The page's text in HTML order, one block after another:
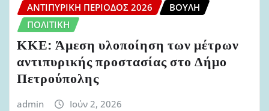
ΑΝΤΙΠΥΡΙΚΉ ΠΕΡΊΟΔΟΣ 2026
ΒΟΥΛΉ
ΠΟΛΙΤΙΚΉ
ΚΚΕ: Άμεση υλοποίηση των μέτρων
αντιπυρικής προστασίας στο Δήμο
Πετρούπολης
admin Ιούν 2, 2026